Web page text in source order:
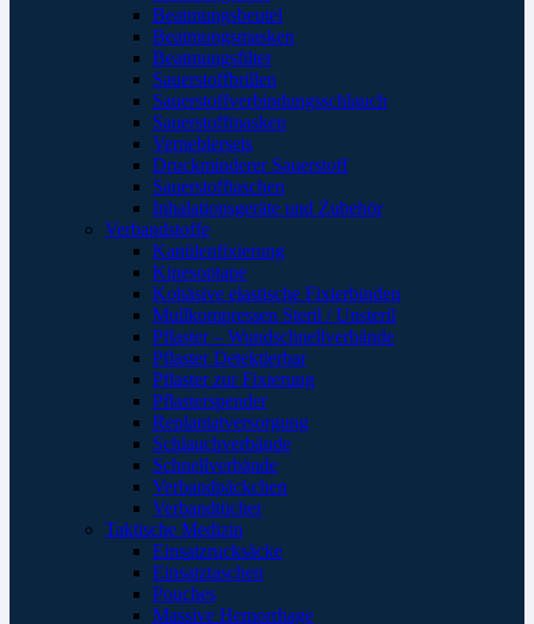
Beatmungsbeutel
Beatmungsmasken
Beatmungsfilter
Sauerstoffbrillen
Sauerstoffverbindungsschlauch
Sauerstoffmasken
Verneblersets
Druckminderer Sauerstoff
Sauerstofftaschen
Inhalationsgeräte und Zubehör
Verbandstoffe
Kanülenfixierung
Kinesoptape
Kohäsive elastische Fixierbinden
Mullkompressen Steril / Unsteril
Pflaster – Wundschnellverbände
Pflaster Detektierbar
Pflaster zur Fixierung
Pflasterspender
Replantatversorgung
Schlauchverbände
Schnellverbände
Verbandpäckchen
Verbandtücher
Taktische Medizin
Einsatzrucksäcke
Einsatztaschen
Pouches
Massive Hemorrhage